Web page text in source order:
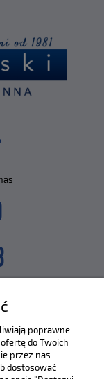
poprawne
do Twoich
przez nas
dostosować